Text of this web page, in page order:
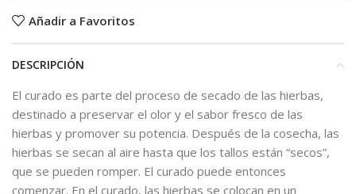
Añadir a Favoritos
DESCRIPCIÓN
El curado es parte del proceso de secado de las hierbas,
destinado a preservar el olor y el sabor fresco de las
hierbas y promover su potencia. Después de la cosecha, las
hierbas se secan al aire hasta que los tallos están “secos”,
que se pueden romper. El curado puede entonces
comenzar. En el curado, las hierbas se colocan en un